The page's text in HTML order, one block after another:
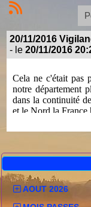
AOUT 2026
20/11/2016
- le 20/11/2016
Cela ne c'était pas
notre département
dans la continuité
et le Nord la France
Même s'il avait
partir de 20H ce
journée de demain
Pour rappel, la
depuis sa mise
septembre 2015.